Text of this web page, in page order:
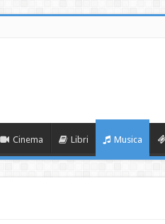
Cinema Libri Musica